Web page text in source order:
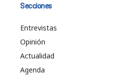
Secciones
Entrevistas
Opinión
Actualidad
Agenda